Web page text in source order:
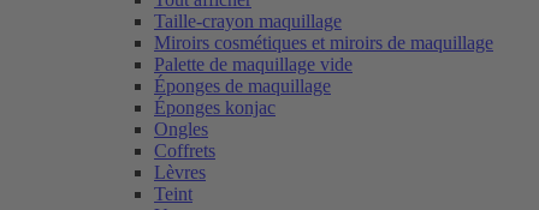
Taille-crayon maquillage
Miroirs cosmétiques et miroirs de maquillage
Palette de maquillage vide
Éponges de maquillage
Éponges konjac
Ongles
Coffrets
Lèvres
Teint